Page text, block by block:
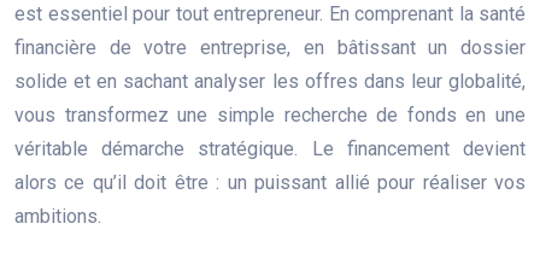
est essentiel pour tout entrepreneur. En comprenant la santé
financière de votre entreprise, en bâtissant un dossier
solide et en sachant analyser les offres dans leur globalité,
vous transformez une simple recherche de fonds en une
véritable démarche stratégique. Le financement devient
alors ce qu’il doit être : un puissant allié pour réaliser vos
ambitions.